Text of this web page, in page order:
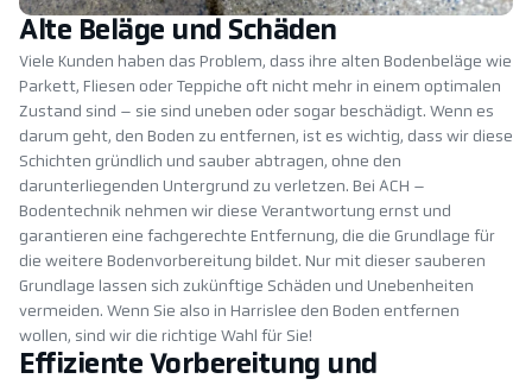
Alte Beläge und Schäden
Viele Kunden haben das Problem, dass ihre alten Bodenbeläge wie
Parkett, Fliesen oder Teppiche oft nicht mehr in einem optimalen
Zustand sind – sie sind uneben oder sogar beschädigt. Wenn es
darum geht, den Boden zu entfernen, ist es wichtig, dass wir diese
Schichten gründlich und sauber abtragen, ohne den
darunterliegenden Untergrund zu verletzen. Bei ACH –
Bodentechnik nehmen wir diese Verantwortung ernst und
garantieren eine fachgerechte Entfernung, die die Grundlage für
die weitere Bodenvorbereitung bildet. Nur mit dieser sauberen
Grundlage lassen sich zukünftige Schäden und Unebenheiten
vermeiden. Wenn Sie also in Harrislee den Boden entfernen
wollen, sind wir die richtige Wahl für Sie!
Effiziente Vorbereitung und